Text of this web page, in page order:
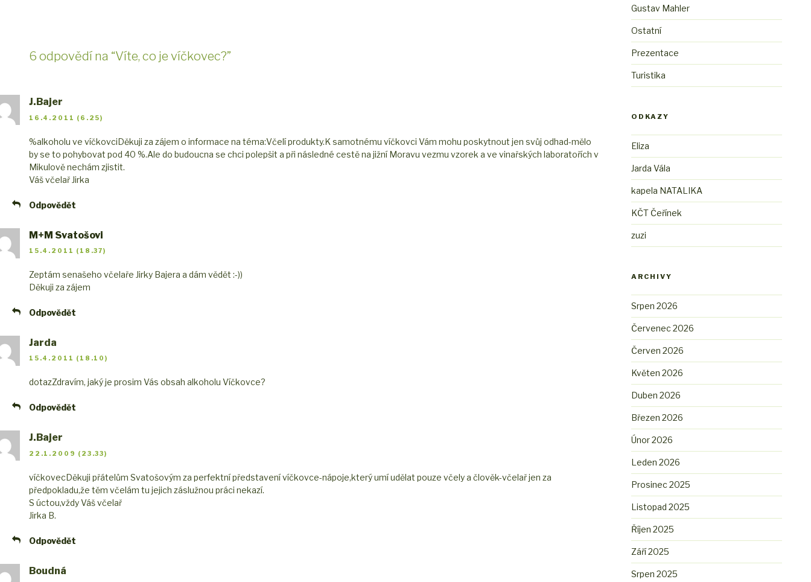
6 odpovědí na “Víte, co je víčkovec?”
J.Bajer
16.4.2011 (6.25)
%alkoholu ve víčkovciDěkuji za zájem o informace na téma:Včelí produkty.K samotnému víčkovci Vám mohu poskytnout jen svůj odhad-mělo
by se to pohybovat pod 40 %.Ale do budoucna se chci polepšit a při následné cestě na jižní Moravu vezmu vzorek a ve vinařských laboratořích v
Mikulově nechám zjistit.
Váš včelař Jirka
Odpovědět
M+M Svatošovi
15.4.2011 (18.37)
Zeptám senašeho včelaře Jirky Bajera a dám vědět :-))
Děkuji za zájem
Odpovědět
Jarda
15.4.2011 (18.10)
dotazZdravím, jaký je prosim Vás obsah alkoholu Víčkovce?
Odpovědět
J.Bajer
22.1.2009 (23.33)
víčkovecDěkuji přátelům Svatošovým za perfektní představení víčkovce-nápoje,který umí udělat pouze včely a člověk-včelař jen za
předpokladu,že těm včelám tu jejich záslužnou práci nekazí.
S úctou,vždy Váš včelař
Jirka B.
Odpovědět
Boudná
Gustav Mahler
Ostatní
Prezentace
Turistika
ODKAZY
Eliza
Jarda Vála
kapela NATALIKA
KČT Čeřínek
zuzi
ARCHIVY
Srpen 2026
Červenec 2026
Červen 2026
Květen 2026
Duben 2026
Březen 2026
Únor 2026
Leden 2026
Prosinec 2025
Listopad 2025
Říjen 2025
Září 2025
Srpen 2025